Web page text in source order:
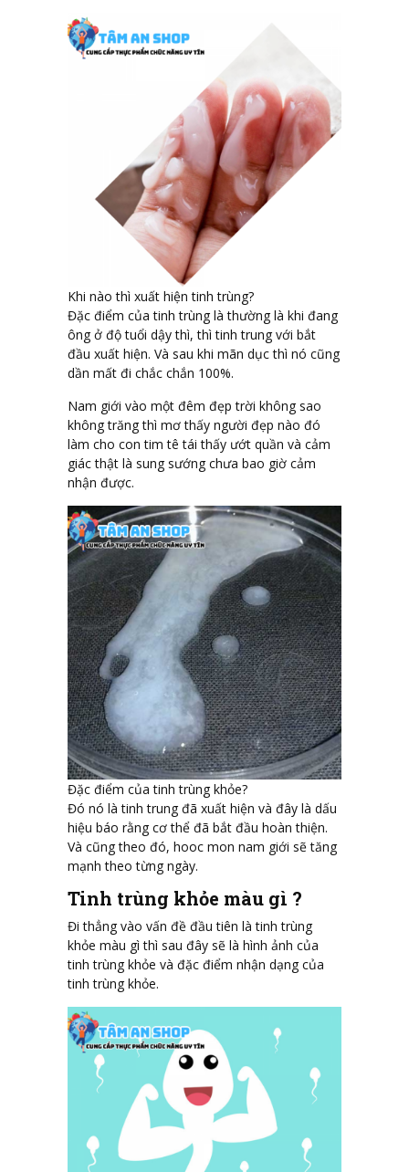
Khi nào thì xuất hiện tinh trùng?
Đặc điểm của tinh trùng là thường là khi đang
ông ở độ tuổi dậy thì, thì tinh trung với bắt
đầu xuất hiện. Và sau khi mãn dục thì nó cũng
dần mất đi chắc chắn 100%.
Nam giới vào một đêm đẹp trời không sao
không trăng thì mơ thấy người đẹp nào đó
làm cho con tim tê tái thấy ướt quần và cảm
giác thật là sung sướng chưa bao giờ cảm
nhận được.
Đặc điểm của tinh trùng khỏe?
Đó nó là tinh trung đã xuất hiện và đây là dấu
hiệu báo rằng cơ thể đã bắt đầu hoàn thiện.
Và cũng theo đó, hooc mon nam giới sẽ tăng
mạnh theo từng ngày.
Tinh trùng khỏe màu gì ?
Đi thẳng vào vấn đề đầu tiên là tinh trùng
khỏe màu gì thì sau đây sẽ là hình ảnh của
tinh trùng khỏe và đặc điểm nhận dạng của
tinh trùng khỏe.